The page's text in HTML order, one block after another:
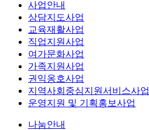
사업안내
상담지도사업
교육재활사업
직업지원사업
여가문화사업
가족지원사업
권익옹호사업
지역사회중심지원서비스사업
운영지원 및 기획홍보사업
나눔안내